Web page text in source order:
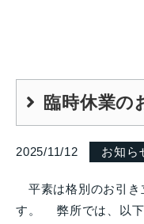
臨時休業の
2025/11/12 お知ら
平素は格別のお引き
す。 弊所では、以下